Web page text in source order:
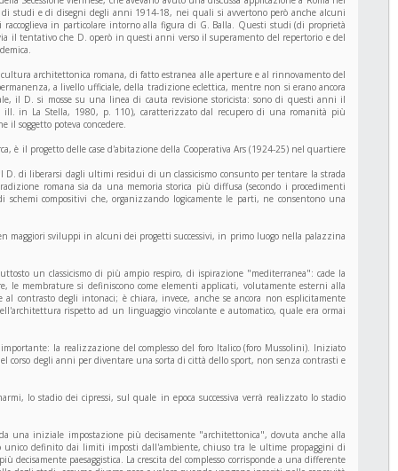
studi e di disegni degli anni 1914-18, nei quali si avvertono però anche alcuni
in particolare intorno alla figura di G. Balla. Questi studi (di proprietà
tentativo che D. operò in questi anni verso il superamento del repertorio e del
architettonica romana, di fatto estranea alle aperture e al rinnovamento del
a livello ufficiale, della tradizione eclettica, mentre non si erano ancora
il D. si mosse su una linea di cauta revisione storicista: sono di questi anni il
in La Stella, 1980, p. 110), caratterizzato dal recupero di una romanità più
il soggetto poteva concedere.
è il progetto delle case d'abitazione della Cooperativa Ars (1924-25) nel quartiere
di liberarsi dagli ultimi residui di un classicismo consunto per tentare la strada
romana sia da una memoria storica più diffusa (secondo i procedimenti
compositivi che, organizzando logicamente le parti, ne consentono una
maggiori sviluppi in alcuni dei progetti successivi, in primo luogo nella palazzina
un classicismo di più ampio respiro, di ispirazione "mediterranea": cade la
membrature si definiscono come elementi applicati, volutamente esterni alla
contrasto degli intonaci; è chiara, invece, anche se ancora non esplicitamente
rispetto ad un linguaggio vincolante e automatico, quale era ormai
la realizzazione del complesso del foro Italico (foro Mussolini). Iniziato
corso degli anni per diventare una sorta di città dello sport, non senza contrasti e
lo stadio dei cipressi, sul quale in epoca successiva verrà realizzato lo stadio
una iniziale impostazione più decisamente "architettonica", dovuta anche alla
definito dai limiti imposti dall'ambiente, chiuso tra le ultime propaggini di
decisamente paesaggistica. La crescita del complesso corrisponde a una differente